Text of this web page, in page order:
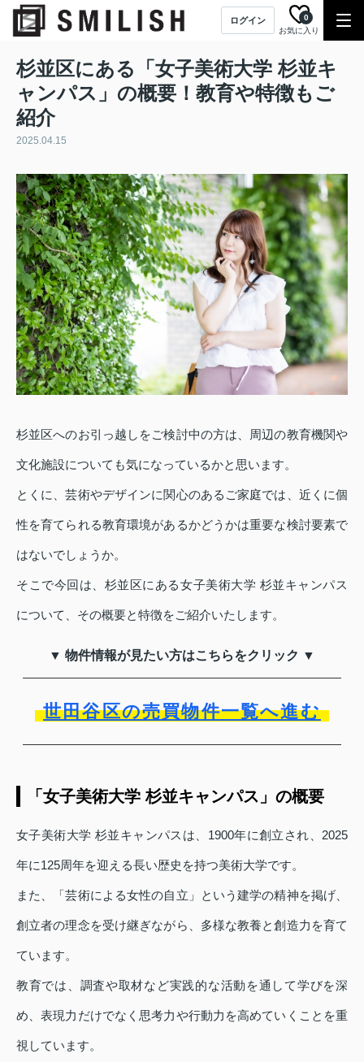
ログイン
お気に入り
0
杉並区にある「女子美術大学 杉並キ
ャンパス」の概要！教育や特徴もご
紹介
2025.04.15
杉並区へのお引っ越しをご検討中の方は、周辺の教育機関や
文化施設についても気になっているかと思います。
とくに、芸術やデザインに関心のあるご家庭では、近くに個
性を育てられる教育環境があるかどうかは重要な検討要素で
はないでしょうか。
そこで今回は、杉並区にある女子美術大学 杉並キャンパス
について、その概要と特徴をご紹介いたします。
▼ 物件情報が見たい方はこちらをクリック ▼
世田谷区の売買物件一覧へ進む
「女子美術大学 杉並キャンパス」の概要
女子美術大学 杉並キャンパスは、1900年に創立され、2025
年に125周年を迎える長い歴史を持つ美術大学です。
また、「芸術による女性の自立」という建学の精神を掲げ、
創立者の理念を受け継ぎながら、多様な教養と創造力を育て
ています。
教育では、調査や取材など実践的な活動を通して学びを深
め、表現力だけでなく思考力や行動力を高めていくことを重
視しています。